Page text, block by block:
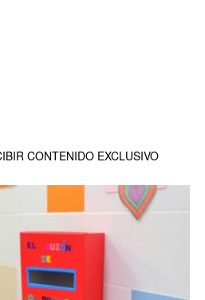
CONTENIDO EXCLUSIVO